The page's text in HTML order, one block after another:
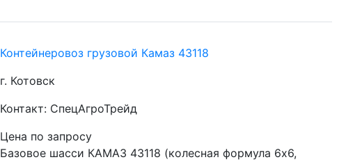
Контейнеровоз грузовой Камаз 43118
г. Котовск
Контакт: СпецАгроТрейд
Цена по запросу
Базовое шасси КАМАЗ 43118 (колесная формула 6х6,